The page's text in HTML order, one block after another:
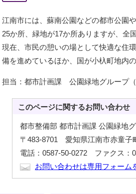
江南市には、蘇南公園などの都市公園
25か所、緑地が17か所ありますが、全
現在、市民の憩いの場として快適な住
備を進めているほか、国が小杁町地内
担当：都市計画課 公園緑地グループ（
このページに関するお問い合わせ
都市整備部 都市計画課 公園緑地
〒483-8701 愛知県江南市赤童子
電話：0587-50-0272 ファクス：
お問い合わせは専用フォーム